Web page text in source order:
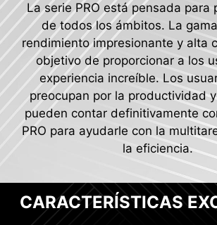
La serie PRO está pensada para
de todos los ámbitos. La
rendimiento impresionante y alta
objetivo de proporcionar a los
experiencia increíble. Los
preocupan por la productividad
pueden contar definitivamente
PRO para ayudarle con la
la eficiencia.
CARACTERÍSTICAS